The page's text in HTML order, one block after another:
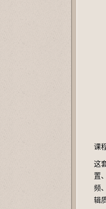
课
这
置
频
辑